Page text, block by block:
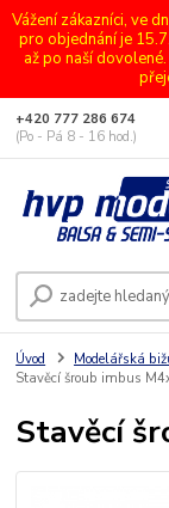
Vážení zákazníci, ve
pro objednání je
až po naší
+420 777 286 674
(Po - Pá 8 - 16 hod.)
Úvod Modelářská
Stavěcí šroub imbus
Stavěcí